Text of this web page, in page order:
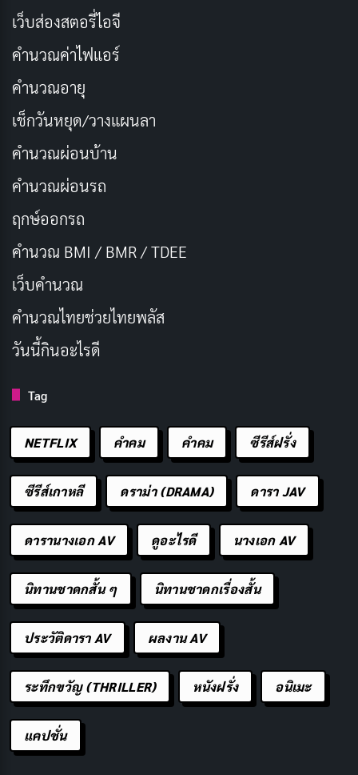
Dolby Vision IQ: ปรับแต่งภาพอัจฉริยะ
เพื่อประสบการณ์ที่สมบูรณ์แบบ
Dolby Vision IQ เป็นเทคโนโลยี HDR รุ่นใหม่ที่พัฒนาต่อย
อดมาจาก Dolby Vision โดยเพิ่มความสามารถในการปรับ
แต่งภาพให้เหมาะสมกับสภาพแสงในห้องของคุณโดย
อัตโนมัติ ทำให้คุณสามารถเพลิดเพลินกับภาพที่สวยงาม
เซ็นเซอร์วัดแสง: ปรับภาพตามสภาพแสงโดย
อัตโนมัติ
Dolby Vision IQ ใช้เซ็นเซอร์วัดแสงในตัวโทรทัศน์เพื่อ
ตรวจจับสภาพแสงในห้องของคุณ จากนั้นจะปรับแต่งภาพ
ให้เหมาะสมกับสภาพแสงนั้นๆ ทำให้ภาพมีความคมชัดและ
สวยงามไม่ว่าจะดูในห้องที่สว่างหรือมืด
โปรไฟล์ภาพที่ปรับแต่งตามเนื้อหา: ภาพที่สมบูรณ์
แบบในทุกสถานการณ์
Dolby Vision IQ มาพร้อมกับโปรไฟล์ภาพที่ปรับแต่งมา
ทำให้คุณสามารถรับชมภาพที่เหมาะสมที่สุดสำหรับแต่ละ
ประเภทของเนื้อหา
รองรับ Dolby Vision: ยกระดับประสบการณ์
Dolby Vision
Dolby Vision IQ ยังคงรองรับคุณสมบัติทั้งหมดของ Dolby
Vision ทำให้คุณสามารถเพลิดเพลินกับภาพยนตร์และ
รายการทีวีที่รองรับ Dolby Vision ได้อย่างเต็ม
ประสิทธิภาพ
เว็บส่องสตอรี่ไอจี
คำนวณค่าไฟแอร์
คำนวณอายุ
เช็กวันหยุด/วางแผนลา
คำนวณผ่อนบ้าน
คำนวณผ่อนรถ
ฤกษ์ออกรถ
คำนวณ BMI / BMR / TDEE
เว็บคํานวณ
คํานวณไทยช่วยไทยพลัส
วันนี้กินอะไรดี
Tag
NETFLIX คำคม คําคม ซีรีส์ฝรั่ง
ซีรีส์เกาหลี ดราม่า (DRAMA) ดารา JAV
ดารานางเอก AV ดูอะไรดี นางเอก AV
นิทานชาดกสั้น ๆ นิทานชาดกเรื่องสั้น
ประวัติดารา AV ผลงาน AV
ระทึกขวัญ (THRILLER) หนังฝรั่ง อนิเมะ
แคปชั่น